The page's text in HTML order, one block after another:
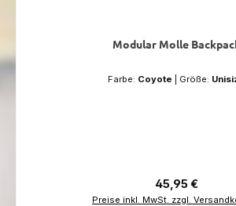
Modular Molle
Farbe: Coyote Größe:
Regulärer Preis:
45,95 €
Preise inkl. MwSt. zzgl.